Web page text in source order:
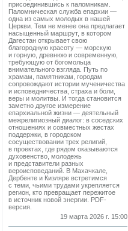
присоединившись к паломникам.
Паломническая служба епархии —
одна из самых молодых в нашей
Церкви. Тем не менее она предлагает
насыщенный маршрут, в котором
Дагестан открывает свою
благородную красоту — морскую
и горную, древнюю и современную,
требующую от богомольца
внимательного взгляда. Путь по
храмам, памятникам, городам
сопровождают истории мученичества
и исповедничества, страха и боли,
веры и молитвы. И тогда становится
заметно другое измерение
епархиальной жизни — деятельный
межрелигиозный диалог: в соседских
отношениях и совместных жестах
поддержки, в городском
сосуществовании трех религий,
в проектах, где рядом оказываются
духовенство, молодежь
и представители разных
вероисповеданий. В Махачкале,
Дербенте и Кизляре встретимся
с теми, чьими трудами укрепляется
регион, кто превращает пережитое
в источник новой энергии. PDF-
версия.
19 марта 2026 г. 15:00